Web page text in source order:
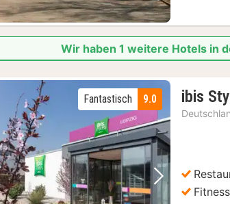
Wir haben 1 weitere Hotels in
Vorheriges Bild Nächstes
9.0
Fantastisch ibis